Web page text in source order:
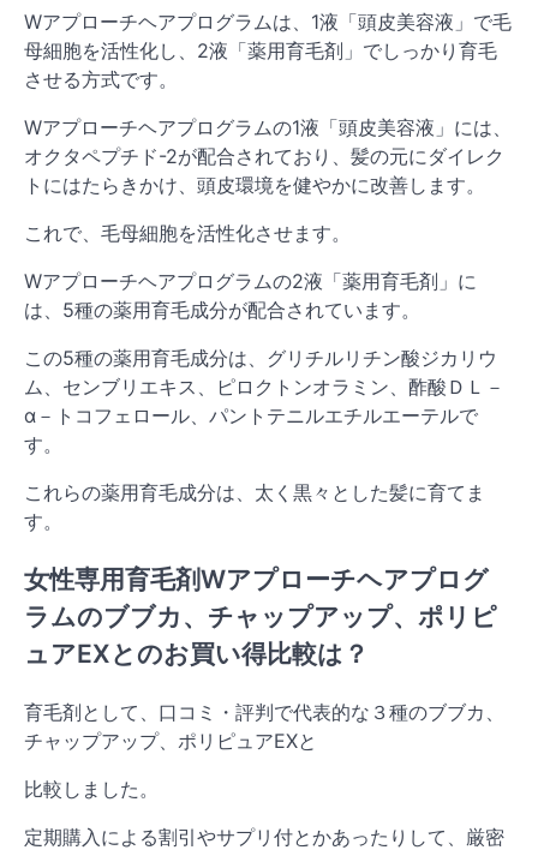
Wアプローチヘアプログラムは、1液「頭皮美容液」で毛
母細胞を活性化し、2液「薬用育毛剤」でしっかり育毛
させる方式です。
Wアプローチヘアプログラムの1液「頭皮美容液」には、
オクタペプチド-2が配合されており、髪の元にダイレク
トにはたらきかけ、頭皮環境を健やかに改善します。
これで、毛母細胞を活性化させます。
Wアプローチヘアプログラムの2液「薬用育毛剤」に
は、5種の薬用育毛成分が配合されています。
この5種の薬用育毛成分は、グリチルリチン酸ジカリウ
ム、センブリエキス、ピロクトンオラミン、酢酸ＤＬ－
α－トコフェロール、パントテニルエチルエーテルで
す。
これらの薬用育毛成分は、太く黒々とした髪に育てま
す。
女性専用育毛剤Wアプローチヘアプログ
ラムのブブカ、チャップアップ、ポリピ
ュアEXとのお買い得比較は？
育毛剤として、口コミ・評判で代表的な３種のブブカ、
チャップアップ、ポリピュアEXと
比較しました。
定期購入による割引やサプリ付とかあったりして、厳密